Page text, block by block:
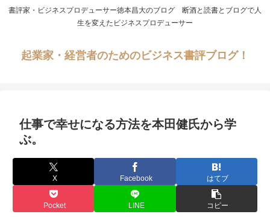
書評家・ビジネスプロデューサー徳本昌大のブログ 断酒と読書とブログで人
生を変えたビジネスプロデューサー
起業家・経営者のためのビジネス書評ブログ！
仕事で幸せになる方法を本田健氏から学
ぶ。
X Facebook はてブ
Pocket LINE コピー